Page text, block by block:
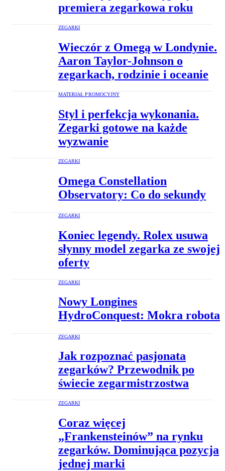
premiera zegarkowa roku
ZEGARKI
Wieczór z Omegą w Londynie.
Aaron Taylor-Johnson o
zegarkach, rodzinie i oceanie
MATERIAŁ PROMOCYJNY
Styl i perfekcja wykonania.
Zegarki gotowe na każde
wyzwanie
ZEGARKI
Omega Constellation
Observatory: Co do sekundy
ZEGARKI
Koniec legendy. Rolex usuwa
słynny model zegarka ze swojej
oferty
ZEGARKI
Nowy Longines
HydroConquest: Mokra robota
ZEGARKI
Jak rozpoznać pasjonata
zegarków? Przewodnik po
świecie zegarmistrzostwa
ZEGARKI
Coraz więcej
„Frankensteinów” na rynku
zegarków. Dominująca pozycja
jednej marki